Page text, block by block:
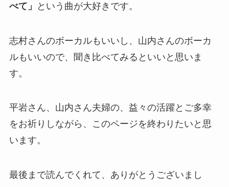
べて」
という曲が大好きです。
志村さんのボーカルもいいし、山内さんのボーカ
ルもいいので、聞き比べてみるといいと思いま
す。
平岩さん、山内さん夫婦の、益々の活躍とご多幸
をお祈りしながら、このページを終わりたいと思
います。
最後まで読んでくれて、ありがとうございまし